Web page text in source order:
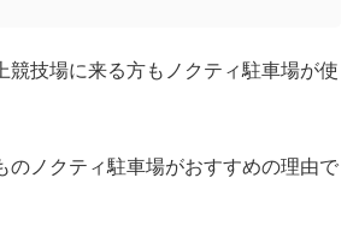
競技場に来る方もノクティ駐車場が使
のノクティ駐車場がおすすめの理由で